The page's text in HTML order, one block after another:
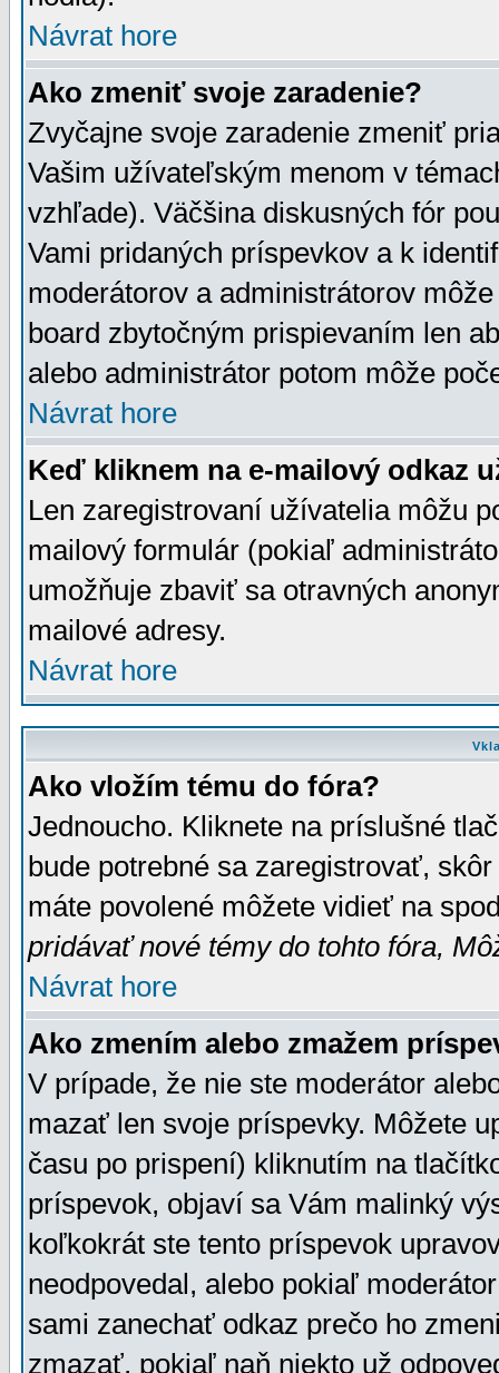
Návrat hore
Ako zmeniť svoje zaradenie?
Zvyčajne svoje zaradenie zmeniť
Vašim užívateľským menom v
vzhľade). Väčšina diskusných fór
Vami pridaných príspevkov a k
moderátorov a administrátorov
board zbytočným prispievaním len
alebo administrátor potom môže
Návrat hore
Keď kliknem na e-mailový odkaz
Len zaregistrovaní užívatelia môžu
mailový formulár (pokiaľ
umožňuje zbaviť sa otravných
mailové adresy.
Návrat hore
Ako vložím tému do fóra?
Jednoucho. Kliknete na príslušné
bude potrebné sa zaregistrovať,
máte povolené môžete vidieť na
pridávať nové témy do tohto fóra,
Návrat hore
Ako zmením alebo zmažem
V prípade, že nie ste moderátor
mazať len svoje príspevky. Môžete
času po prispení) kliknutím na
príspevok, objaví sa Vám malinký
koľkokrát ste tento príspevok
neodpovedal, alebo pokiaľ
sami zanechať odkaz prečo ho
zmazať, pokiaľ naň niekto už